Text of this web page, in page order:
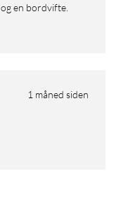
en bordvifte.
1 måned siden